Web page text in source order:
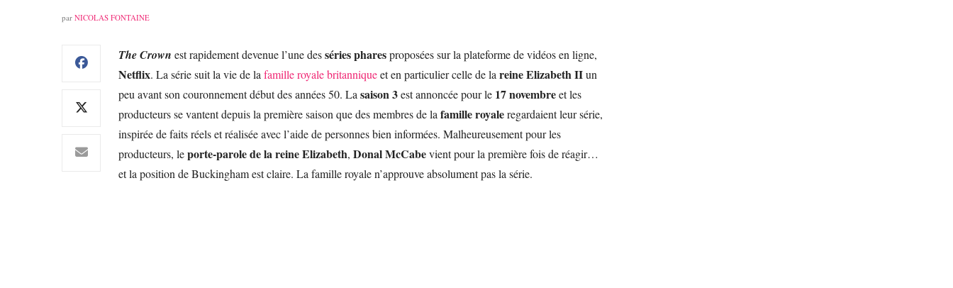
par NICOLAS FONTAINE
The Crown est rapidement devenue l’une desséries pharesproposées sur la plateforme de vidéos en ligne,
Netflix. La série suit la vie de la famille royale britanniqueet en particulier celle de la reine Elizabeth IIun
peu avant son couronnement début des années 50. La saison 3est annoncée pour le 17 novembreet les
producteurs se vantent depuis la première saison que des membres de la famille royaleregardaient leur série,
inspirée de faits réels et réalisée avec l’aide de personnes bien informées. Malheureusement pour les
producteurs, leporte-parole de la reine Elizabeth, Donal McCabevient pour la première fois de réagir…
et la position de Buckingham est claire. La famille royale n’approuve absolument pas la série.